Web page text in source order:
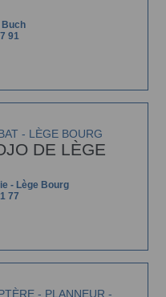
Buch
91
- LÈGE BOURG
DE LÈGE
- Lège Bourg
77
- PLANNEUR -